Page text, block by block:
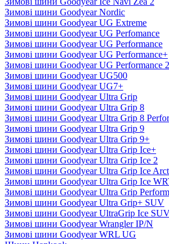
Зимові шини Goodyear Nordic
Зимові шини Goodyear UG Extreme
Зимові шини Goodyear UG Perfomance
Зимові шини Goodyear UG Performance
Зимові шини Goodyear UG Performance+
Зимові шини Goodyear UG Performance 2
Зимові шини Goodyear UG500
Зимові шини Goodyear UG7+
Зимові шини Goodyear Ultra Grip
Зимові шини Goodyear Ultra Grip 8
Зимові шини Goodyear Ultra Grip 8
Зимові шини Goodyear Ultra Grip 9
Зимові шини Goodyear Ultra Grip 9+
Зимові шини Goodyear Ultra Grip Ice+
Зимові шини Goodyear Ultra Grip Ice 2
Зимові шини Goodyear Ultra Grip Ice
Зимові шини Goodyear Ultra Grip Ice
Зимові шини Goodyear Ultra Grip
Зимові шини Goodyear Ultra Grip+ SUV
Зимові шини Goodyear UltraGrip Ice
Зимові шини Goodyear Wrangler IP/N
Зимові шини Goodyear WRL UG